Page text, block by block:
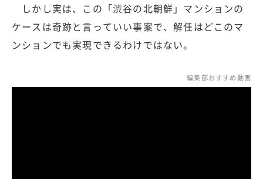
しかし実は、この「渋谷の北朝鮮」マンションの
ケースは奇跡と言っていい事案で、解任はどこのマ
ンションでも実現できるわけではない。
編集部おすすめ動画